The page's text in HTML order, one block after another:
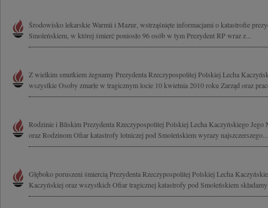
Środowisko lekarskie Warmii i Mazur, wstrząśnięte informacjami o katastrofie
Smoleńskiem, w której śmierć poniosło 96 osób w tym Prezydent RP wraz z...
Z wielkim smutkiem żegnamy Prezydenta Rzeczypospolitej Polskiej Lecha
wszystkie Osoby zmarłe w tragicznym locie 10 kwietnia 2010 roku Zarząd oraz
Rodzinie i Bliskim Prezydenta Rzeczypospolitej Polskiej Lecha Kaczyńskiego
oraz Rodzinom Ofiar katastrofy lotniczej pod Smoleńskiem wyrazy najszczerszego...
Głęboko poruszeni śmiercią Prezydenta Rzeczypospolitej Polskiej Lecha
Kaczyńskiej oraz wszystkich Ofiar tragicznej katastrofy pod Smoleńskiem